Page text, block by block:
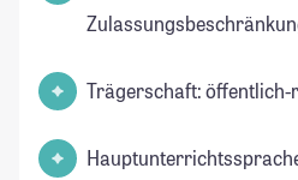
Trägerschaft: öffentlich-